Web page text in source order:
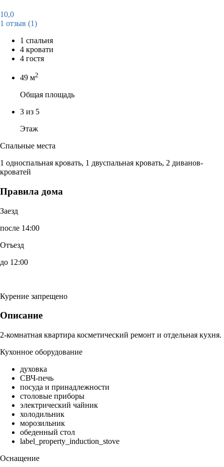
10,0
1 отзыв (1)
1 спальня
4 кровати
4 гостя
49 м2
Общая площадь
3 из 5
Этаж
Спальные места
1 односпальная кровать, 1 двуспальная кровать, 2 диванов-
кроватей
Правила дома
Заезд
после 14:00
Отъезд
до 12:00
Курение запрещено
Описание
2-комнатная квартира косметический ремонт и отдельная кухня.
Кухонное оборудование
духовка
СВЧ-печь
посуда и принадлежности
столовые приборы
электрический чайник
холодильник
морозильник
обеденный стол
label_property_induction_stove
Оснащение